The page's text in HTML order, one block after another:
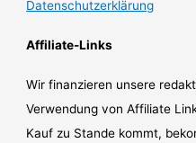
Datenschutzerklärung
Affiliate-Links
Wir finanzieren unsere
Verwendung von Affiliate
Kauf zu Stande kommt,